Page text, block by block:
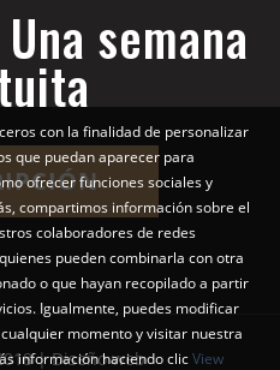
semana
| Diseño web
con la finalidad de personalizar
que puedan aparecer para
ofrecer funciones sociales y
compartimos información sobre el
colaboradores de redes
pueden combinarla con otra
o que hayan recopilado a partir
Igualmente, puedes modificar
momento y visitar nuestra
información haciendo clicView